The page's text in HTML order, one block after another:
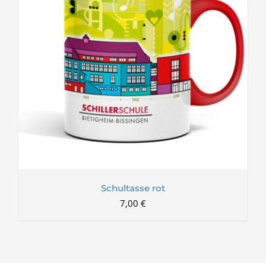
Schultasse rot
7,00 €